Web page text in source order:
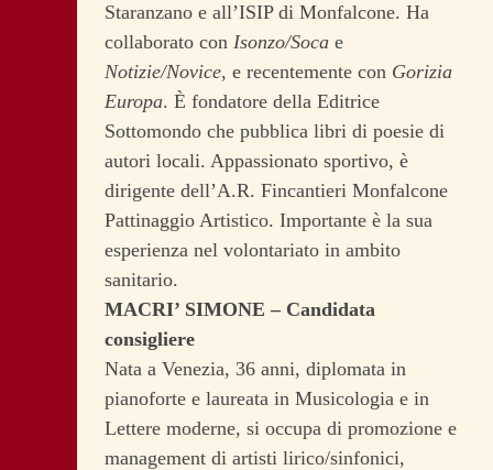
Staranzano e all’ISIP di Monfalcone. Ha
collaborato con Isonzo/Soca e
Notizie/Novice, e recentemente con Gorizia
Europa. È fondatore della Editrice
Sottomondo che pubblica libri di poesie di
autori locali. Appassionato sportivo, è
dirigente dell’A.R. Fincantieri Monfalcone
Pattinaggio Artistico. Importante è la sua
esperienza nel volontariato in ambito
sanitario.
MACRI’ SIMONE – Candidata
consigliere
Nata a Venezia, 36 anni, diplomata in
pianoforte e laureata in Musicologia e in
Lettere moderne, si occupa di promozione e
management di artisti lirico/sinfonici,